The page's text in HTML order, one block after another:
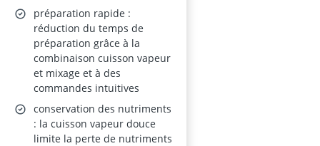
préparation rapide :
réduction du temps de
préparation grâce à la
combinaison cuisson vapeur
et mixage et à des
commandes intuitives
conservation des nutriments
: la cuisson vapeur douce
limite la perte de nutriments